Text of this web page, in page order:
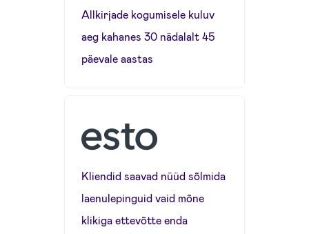
Allkirjade kogumisele kuluv
aeg kahanes 30 nädalalt 45
päevale aastas
Kliendid saavad nüüd sõlmida
laenulepinguid vaid mõne
klikiga ettevõtte enda